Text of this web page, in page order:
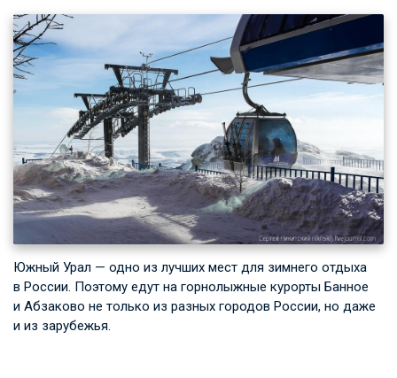
Южный Урал — одно из лучших мест для зимнего отдыха
в России. Поэтому едут на горнолыжные курорты Банное
и Абзаково не только из разных городов России, но даже
и из зарубежья.